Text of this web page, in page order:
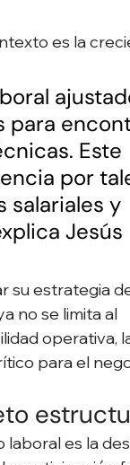
es la
para
Este
por
salariales y
Jesús
su estrategia
no se limita al
operativa,
para el
es la